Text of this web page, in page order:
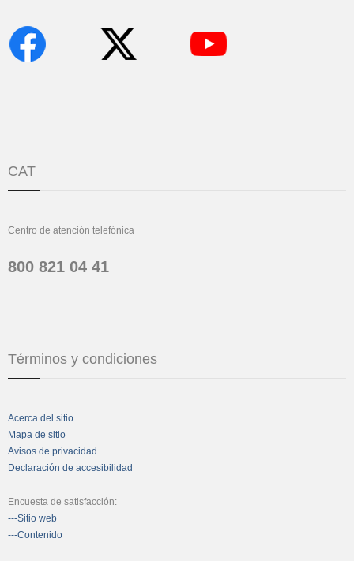
CAT
Centro de atención telefónica
800 821 04 41
Términos y condiciones
Acerca del sitio
Mapa de sitio
Avisos de privacidad
Declaración de accesibilidad
Encuesta de satisfacción:
---Sitio web
---Contenido